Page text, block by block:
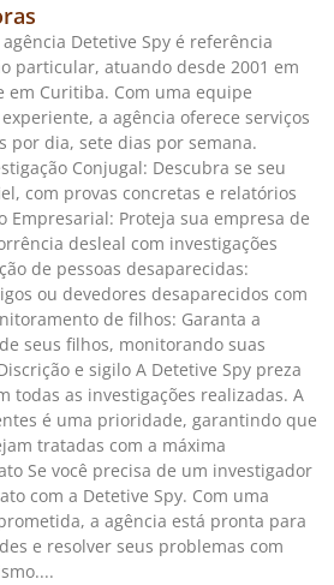
Detetive Spy é referência
particular, atuando desde 2001 em
em Curitiba. Com uma equipe
a agência oferece serviços
por dia, sete dias por semana.
Conjugal: Descubra se seu
com provas concretas e relatórios
Empresarial: Proteja sua empresa de
desleal com investigações
de pessoas desaparecidas:
ou devedores desaparecidos com
de filhos: Garanta a
seus filhos, monitorando suas
e sigilo A Detetive Spy preza
todas as investigações realizadas. A
é uma prioridade, garantindo que
tratadas com a máxima
Se você precisa de um investigador
com a Detetive Spy. Com uma
a agência está pronta para
e resolver seus problemas com